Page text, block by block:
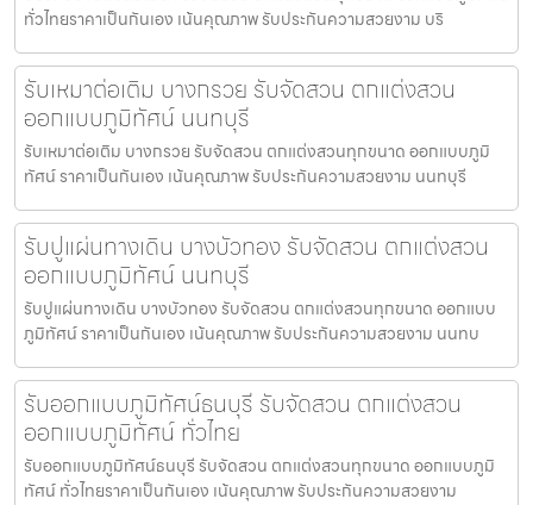
ทั่วไทยราคาเป็นกันเอง เน้นคุณภาพ รับประกันความสวยงาม บริ
รับเหมาต่อเติม บางกรวย รับจัดสวน ตกแต่งสวน
ออกแบบภูมิทัศน์ นนทบุรี
รับเหมาต่อเติม บางกรวย รับจัดสวน ตกแต่งสวนทุกขนาด ออกแบบภูมิ
ทัศน์ ราคาเป็นกันเอง เน้นคุณภาพ รับประกันความสวยงาม นนทบุรี
รับปูแผ่นทางเดิน บางบัวทอง รับจัดสวน ตกแต่งสวน
ออกแบบภูมิทัศน์ นนทบุรี
รับปูแผ่นทางเดิน บางบัวทอง รับจัดสวน ตกแต่งสวนทุกขนาด ออกแบบ
ภูมิทัศน์ ราคาเป็นกันเอง เน้นคุณภาพ รับประกันความสวยงาม นนทบ
รับออกแบบภูมิทัศน์ธนบุรี รับจัดสวน ตกแต่งสวน
ออกแบบภูมิทัศน์ ทั่วไทย
รับออกแบบภูมิทัศน์ธนบุรี รับจัดสวน ตกแต่งสวนทุกขนาด ออกแบบภูมิ
ทัศน์ ทั่วไทยราคาเป็นกันเอง เน้นคุณภาพ รับประกันความสวยงาม